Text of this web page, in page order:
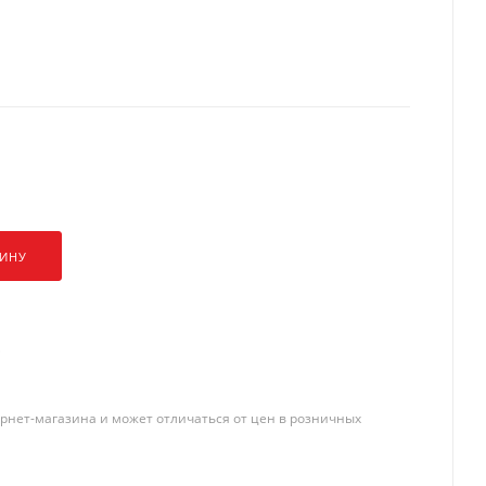
магазина и может отличаться от цен в розничных